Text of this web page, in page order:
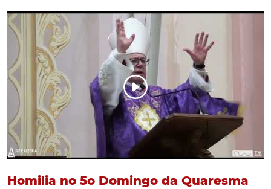
Homilia no 5o Domingo da Quaresma